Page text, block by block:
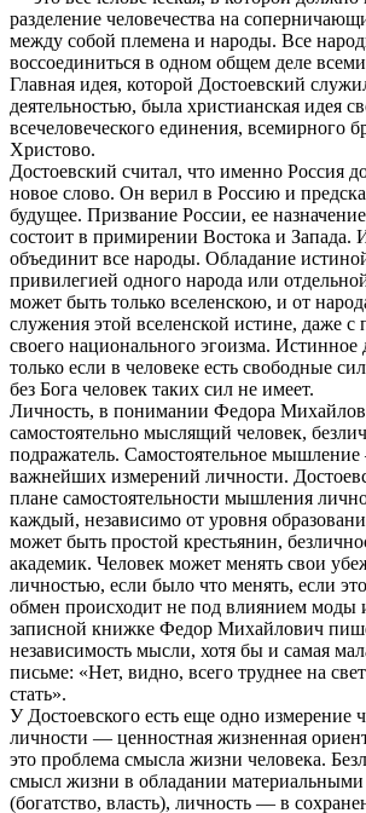
разделение человечества на
между собой племена и народы. Все
воссоединиться в одном общем деле
Главная идея, которой Достоевский
деятельностью, была христианская идея
всечеловеческого единения, всемирного
Христово.
Достоевский считал, что именно Россия
новое слово. Он верил в Россию и
будущее. Призвание России, ее
состоит в примирении Востока и Запада.
объединит все народы. Обладание
привилегией одного народа или
может быть только вселенскою, и от
служения этой вселенской истине, даже с
своего национального эгоизма. Истинное
только если в человеке есть свободные
без Бога человек таких сил не имеет.
Личность, в понимании Федора
самостоятельно мыслящий человек,
подражатель. Самостоятельное
важнейших измерений личности.
плане самостоятельности мышления
каждый, независимо от уровня
может быть простой крестьянин,
академик. Человек может менять свои
личностью, если было что менять, если
обмен происходит не под влиянием
записной книжке Федор Михайлович
независимость мысли, хотя бы и самая
письме: «Нет, видно, всего труднее на
стать».
У Достоевского есть еще одно измерение
личности — ценностная жизненная
это проблема смысла жизни человека.
смысл жизни в обладании материальными
(богатство, власть), личность — в